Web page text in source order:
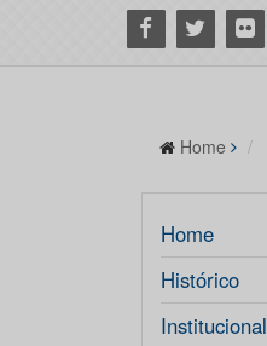
Facebook
Twitter Flickr
Home
Home
Histórico
Institucional